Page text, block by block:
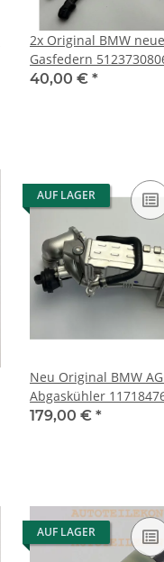
2x Original BMW neue
Gasfedern
BMW X5 F15 F85 X6
40,00 € *
AUF LAGER
Neu Original BMW
Abgaskühler
179,00 € *
AUF LAGER